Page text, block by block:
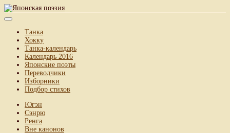
Танка
Хокку
Танка-календарь
Календарь 2016
Японские поэты
Переводчики
Изборники
Подбор стихов
Югэн
Сэнрю
Ренга
Вне канонов